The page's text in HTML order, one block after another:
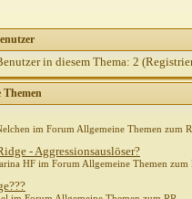
in diesem Thema: 2
Themen
im Forum Allgemeine Themen zum
- Aggressionsauslöser?
HF im Forum Allgemeine Themen zum